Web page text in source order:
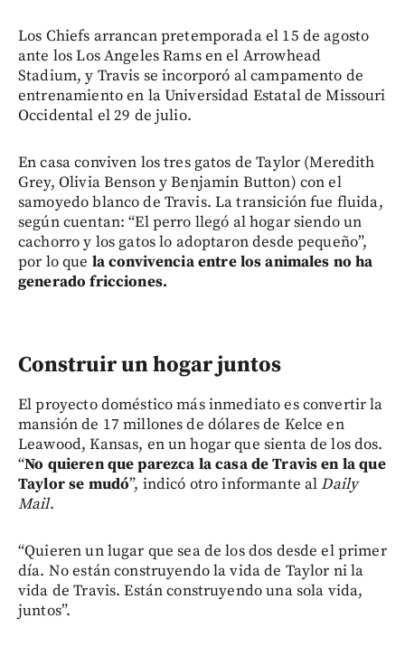
Los Chiefs arrancan pretemporada el 15 de agosto
ante los Los Angeles Rams en el Arrowhead
Stadium, y Travis se incorporó al campamento de
entrenamiento en la Universidad Estatal de Missouri
Occidental el 29 de julio.
En casa conviven los tres gatos de Taylor (Meredith
Grey, Olivia Benson y Benjamin Button) con el
samoyedo blanco de Travis. La transición fue fluida,
según cuentan: “El perro llegó al hogar siendo un
cachorro y los gatos lo adoptaron desde pequeño”,
por lo que la convivencia entre los animales no ha
generado fricciones.
Construir un hogar juntos
El proyecto doméstico más inmediato es convertir la
mansión de 17 millones de dólares de Kelce en
Leawood, Kansas, en un hogar que sienta de los dos.
“No quieren que parezca la casa de Travis en la que
Taylor se mudó”, indicó otro informante alDaily
Mail.
“Quieren un lugar que sea de los dos desde el primer
día. No están construyendo la vida de Taylor ni la
vida de Travis. Están construyendo una sola vida,
juntos”.